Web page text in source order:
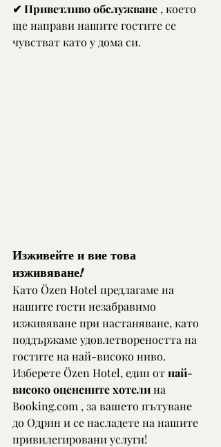
✔ Приветливо обслужване , което
ще направи нашите гостите се
чувстват като у дома си.
Изживейте и вие това
изживяване!
Като Özen Hotel предлагаме на
нашите гости незабравимо
изживяване при настаняване, като
поддържаме удовлетвореността на
гостите на най-високо ниво.
Изберете Özen Hotel, един от най-
високо оценените хотели на
Booking.com , за вашето пътуване
до Одрин и се насладете на нашите
привилегировани услуги!